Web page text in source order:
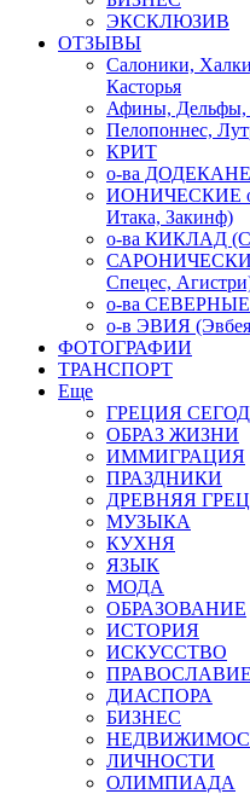
ЭКСКЛЮЗИВ
ОТЗЫВЫ
Салоники,
Касторья
Афины, Дельфы,
Пелопоннес,
КРИТ
о-ва
ИОНИЧЕСКИЕ о-
Итака, Закинф)
о-ва КИКЛАД
САРОНИЧЕСКИЕ
Спецес,
о-ва
о-в ЭВИЯ
ФОТОГРАФИИ
ТРАНСПОРТ
Еще
ГРЕЦИЯ
ОБРАЗ ЖИЗНИ
ИММИГРАЦИЯ
ПРАЗДНИКИ
ДРЕВНЯЯ
МУЗЫКА
КУХНЯ
ЯЗЫК
МОДА
ОБРАЗОВАНИЕ
ИСТОРИЯ
ИСКУССТВО
ПРАВОСЛАВИЕ
ДИАСПОРА
БИЗНЕС
ЛИЧНОСТИ
ОЛИМПИАДА